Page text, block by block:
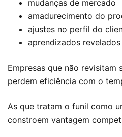
mudanças de mercado
amadurecimento do
ajustes no perfil do
aprendizados
Empresas que não revisitam
perdem eficiência com o
As que tratam o funil como
constroem vantagem